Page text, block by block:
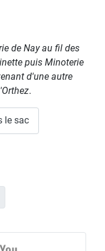
de Nay au fil des
puis Minoterie
d'une autre
.
le sac